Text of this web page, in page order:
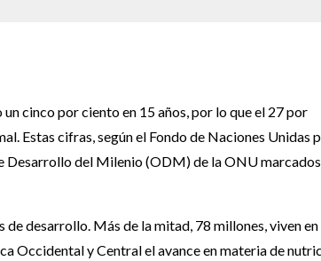
cinco por ciento en 15 años, por lo que el 27 por
Estas cifras, según el Fondo de Naciones Unidas
Desarrollo del Milenio (ODM) de la ONU marcados
desarrollo. Más de la mitad, 78 millones, viven en
Occidental y Central el avance en materia de